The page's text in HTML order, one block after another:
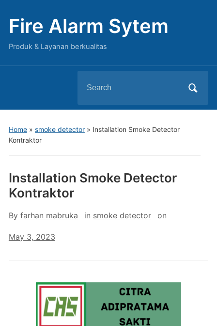
Fire Alarm Sytem
Produk & Layanan berkualitas
for:
Home» smoke detector» Installation Smoke Detector
Kontraktor
Installation Smoke Detector
Kontraktor
By farhan mabruka in smoke detector on
May 3, 2023